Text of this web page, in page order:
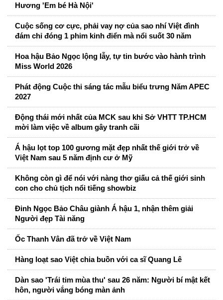
Hương 'Em bé Hà Nội'
Cuộc sống cơ cực, phải vay nợ của sao nhí Việt đình
đám chỉ đóng 1 phim kinh điển mà nổi suốt 30 năm
Hoa hậu Bảo Ngọc lộng lẫy, tự tin bước vào hành trình
Miss World 2026
Phát động Cuộc thi sáng tác mẫu biểu trưng Năm APEC
2027
Động thái mới nhất của MCK sau khi Sở VHTT TP.HCM
mời làm việc về album gây tranh cãi
Á hậu lọt top 100 gương mặt đẹp nhất thế giới trở về
Việt Nam sau 5 năm định cư ở Mỹ
Không còn gì để nói với nàng thơ giấu cả thế giới sinh
con cho chủ tịch nổi tiếng showbiz
Đinh Ngọc Bảo Châu giành Á hậu 1, nhận thêm giải
Người đẹp Tài năng
Ốc Thanh Vân đã trở về Việt Nam
Hàng loạt sao Việt chia buồn với ca sĩ Quang Lê
Dàn sao 'Trái tim mùa thu' sau 26 năm: Người bí mật kết
hôn, người vắng bóng màn ảnh